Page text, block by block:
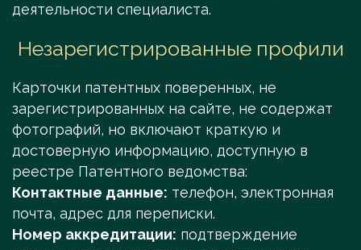
деятельности специалиста.
Незарегистрированные профили
Карточки патентных поверенных, не
зарегистрированных на сайте, не содержат
фотографий, но включают краткую и
достоверную информацию, доступную в
реестре Патентного ведомства:
Контактные данные: телефон, электронная
почта, адрес для переписки.
Номер аккредитации: подтверждение